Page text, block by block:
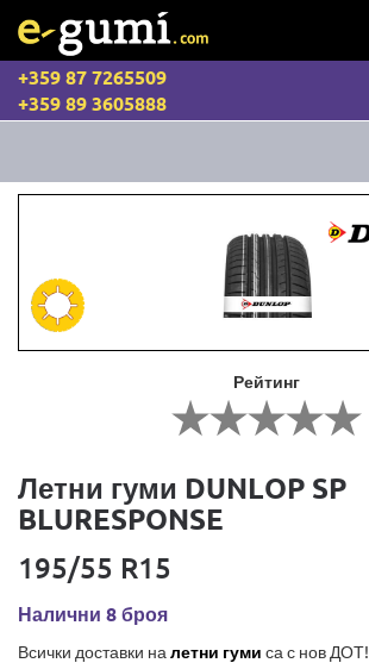
+359 87 7265509
+359 89 3605888
Рейтинг
Летни гуми DUNLOP SP
BLURESPONSE
195/55 R15
Налични 8 броя
Всички доставки на летни гуми са с нов ДОТ!